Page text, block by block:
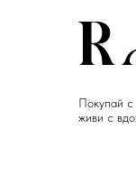
Покупай
живи с